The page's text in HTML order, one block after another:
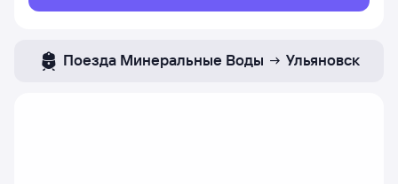
Поезда Минеральные Воды Ульяновск